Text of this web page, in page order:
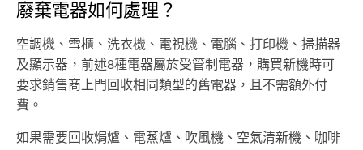
廢棄電器如何處理？
空調機、雪櫃、洗衣機、電視機、電腦、打印機、掃描器
及顯示器，前述8種電器屬於受管制電器，購買新機時可
要求銷售商上門回收相同類型的舊電器，且不需額外付
費。
如果需要回收焗爐、電蒸爐、吹風機、空氣清新機、咖啡